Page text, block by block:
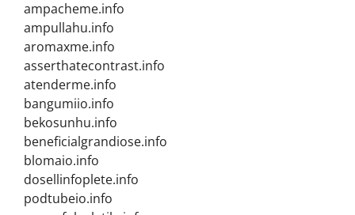
ampacheme.info
ampullahu.info
aromaxme.info
asserthatecontrast.info
atenderme.info
bangumiio.info
bekosunhu.info
beneficialgrandiose.info
blomaio.info
dosellinfoplete.info
podtubeio.info